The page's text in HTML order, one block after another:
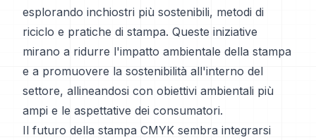
esplorando inchiostri più sostenibili, metodi di
riciclo e pratiche di stampa. Queste iniziative
mirano a ridurre l'impatto ambientale della stampa
e a promuovere la sostenibilità all'interno del
settore, allineandosi con obiettivi ambientali più
ampi e le aspettative dei consumatori.
Il futuro della stampa CMYK sembra integrarsi